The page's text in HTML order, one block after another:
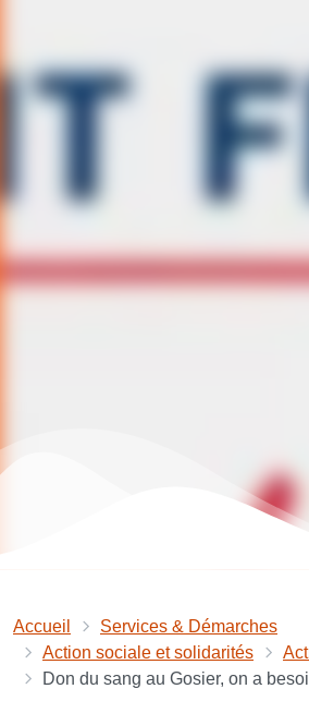
Accueil
Services & Démarches
Action sociale et solidarités
Don du sang au Gosier, on a